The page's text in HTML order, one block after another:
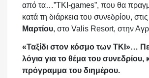
από τα…”ΤΚΙ-games”, που θα
κατά τη διάρκεια του συνεδρίου, στις
Μαρτίου, στο Valis Resort, στην
«Ταξίδι στον κόσμο των ΤΚΙ»…
λόγια για το θέμα του συνεδρίου,
πρόγραμμα του διημέρου.